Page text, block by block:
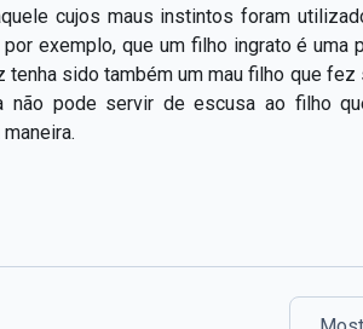
cujos maus instintos foram
exemplo, que um filho ingrato é uma
sido também um mau filho que
não pode servir de escusa ao filho